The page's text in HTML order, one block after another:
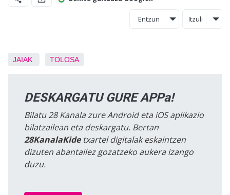
Entzun Itzuli
JAIAK TOLOSA
DESKARGATU GURE APPa!
Bilatu 28 Kanala zure Android eta iOS aplikazio
bilatzailean eta deskargatu. Bertan
28KanalaKidetxartel digitalak eskaintzen
dizuten abantailez gozatzeko aukera izango
duzu.